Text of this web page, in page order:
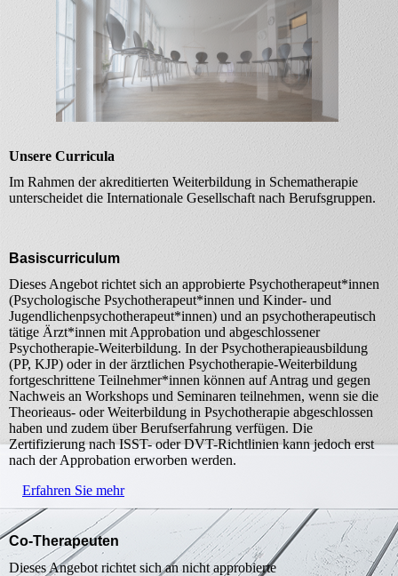
Unsere Curricula
Im Rahmen der akreditierten Weiterbildung in Schematherapie
unterscheidet die Internationale Gesellschaft nach Berufsgruppen.
Basiscurriculum
Dieses Angebot richtet sich an approbierte Psychotherapeut*innen
(Psychologische Psychotherapeut*innen und Kinder- und
Jugendlichenpsychotherapeut*innen) und an psychotherapeutisch
tätige Ärzt*innen mit Approbation und abgeschlossener
Psychotherapie-Weiterbildung. In der Psychotherapieausbildung
(PP, KJP) oder in der ärztlichen Psychotherapie-Weiterbildung
fortgeschrittene Teilnehmer*innen können auf Antrag und gegen
Nachweis an Workshops und Seminaren teilnehmen, wenn sie die
Theorieaus- oder Weiterbildung in Psychotherapie abgeschlossen
haben und zudem über Berufserfahrung verfügen. Die
Zertifizierung nach ISST- oder DVT-Richtlinien kann jedoch erst
nach der Approbation erworben werden.
Erfahren Sie mehr
Co-Therapeuten
Dieses Angebot richtet sich an nicht approbierte